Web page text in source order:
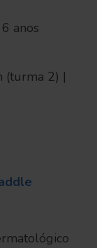
anos
(turma 2) |